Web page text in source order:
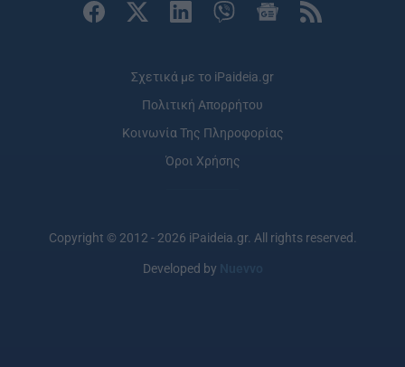
Σχετικά με το iPaideia.gr
Πολιτική Απορρήτου
Κοινωνία Της Πληροφορίας
Όροι Χρήσης
Copyright © 2012 - 2026 iPaideia.gr. All rights reserved.
Developed by